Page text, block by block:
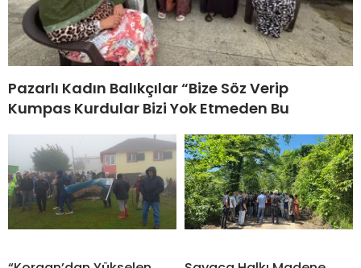
Pazarlı Kadın Balıkçılar “Bize Söz Verip
Kumpas Kurdular Bizi Yok Etmeden Bu